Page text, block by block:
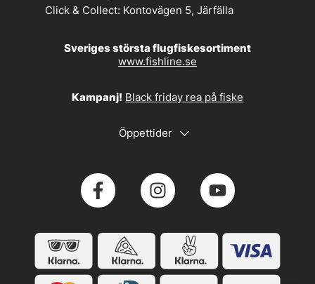
Click & Collect: Kontovägen 5, Järfälla
Sveriges största flugfiskesortiment
www.fishline.se
Kampanj! Black friday rea på fiske
Öppettider